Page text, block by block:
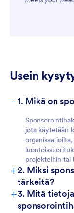
Usein
- 1. Mikä on
jota käytetään
projekteihin tai
+2. Miksi
tärkeitä?
+3. Mitä tietoja